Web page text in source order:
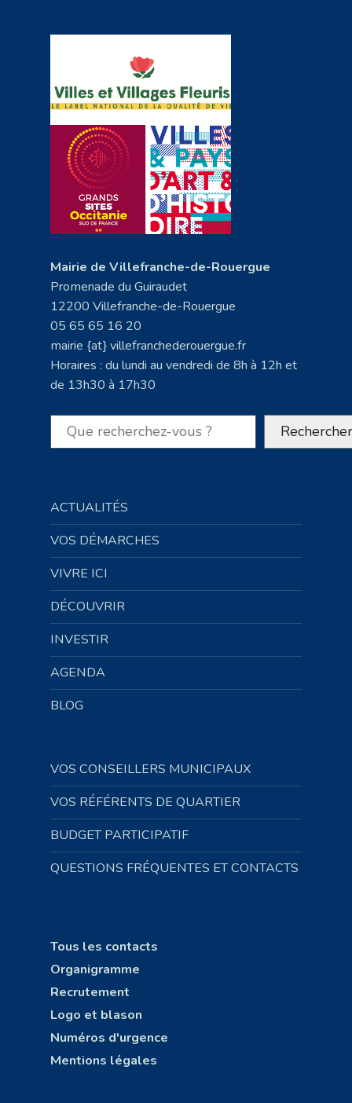
Mairie de Villefranche-de-Rouergue
Promenade du Guiraudet
12200 Villefranche-de-Rouergue
05 65 65 16 20
mairie {at} villefranchederouergue.fr
Horaires : du lundi au vendredi de 8h à 12h et
de 13h30 à 17h30
Rechercher Rechercher
ACTUALITÉS
VOS DÉMARCHES
VIVRE ICI
DÉCOUVRIR
INVESTIR
AGENDA
BLOG
VOS CONSEILLERS MUNICIPAUX
VOS RÉFÉRENTS DE QUARTIER
BUDGET PARTICIPATIF
QUESTIONS FRÉQUENTES ET CONTACTS
Tous les contacts
Organigramme
Recrutement
Logo et blason
Numéros d'urgence
Mentions légales